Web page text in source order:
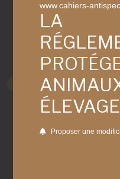
www.cahiers-
LA
Proposer une